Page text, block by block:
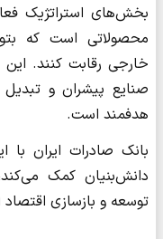
بخش‌های استراتژیک
محصولاتی است که
خارجی رقابت کنند. این
صنایع پیشران و
هدفمند است.
بانک صادرات ایران با
دانش‌بنیان کمک
توسعه و بازسازی